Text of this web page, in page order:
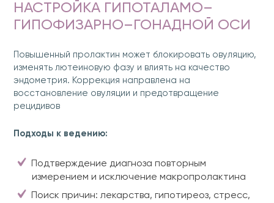
НАСТРОЙКА ГИПОТАЛАМО–
ГИПОФИЗАРНО–ГОНАДНОЙ ОСИ
Повышенный пролактин может блокировать овуляцию,
изменять лютеиновую фазу и влиять на качество
эндометрия. Коррекция направлена на
восстановление овуляции и предотвращение
рецидивов
Подходы к ведению:
Подтверждение диагноза повторным
измерением и исключение макропролактина
Поиск причин: лекарства, гипотиреоз, стресс,